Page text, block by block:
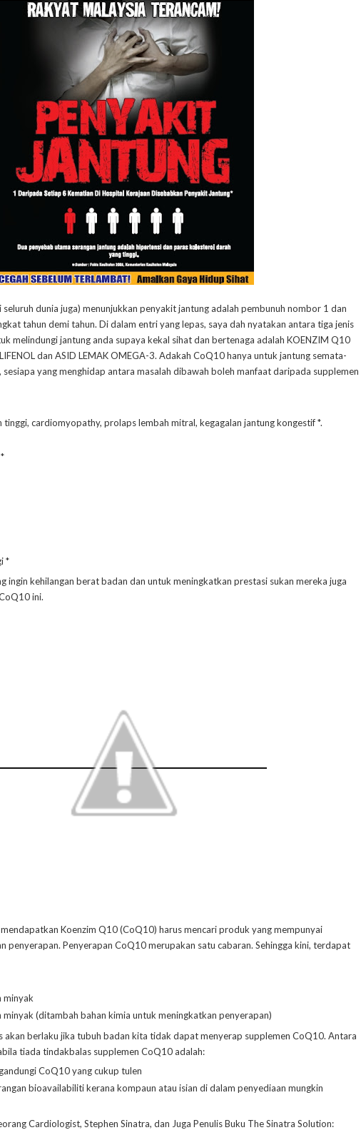
dunia juga) menunjukkan penyakit jantung adalah pembunuh nombor 1 dan
tahun demi tahun. Di dalam entri yang lepas, saya dah nyatakan antara tiga jenis
melindungi jantung anda supaya kekal sihat dan bertenaga adalah KOENZIM Q10
dan ASID LEMAK OMEGA-3. Adakah CoQ10 hanya untuk jantung semata-
sesiapa yang menghidap antara masalah dibawah boleh manfaat daripada supplemen
tinggi, cardiomyopathy, prolaps lembah mitral, kegagalan jantung kongestif *.
*
ingin kehilangan berat badan dan untuk meningkatkan prestasi sukan mereka juga
ini.
Koenzim Q10 (CoQ10) harus mencari produk yang mempunyai
penyerapan. Penyerapan CoQ10 merupakan satu cabaran. Sehingga kini, terdapat
minyak
minyak (ditambah bahan kimia untuk meningkatkan penyerapan)
akan berlaku jika tubuh badan kita tidak dapat menyerap supplemen CoQ10. Antara
tiada tindakbalas supplemen CoQ10 adalah:
CoQ10 yang cukup tulen
bioavailabiliti kerana kompaun atau isian di dalam penyediaan mungkin
Cardiologist, Stephen Sinatra, dan Juga Penulis Buku The Sinatra Solution: